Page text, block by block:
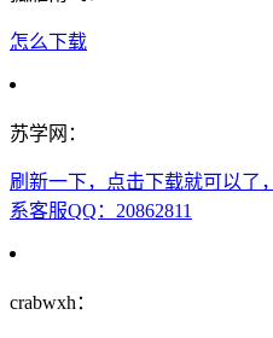
怎么下载
苏学网：
刷新一下，点击下载就可以了
系客服QQ：20862811
crabwxh：